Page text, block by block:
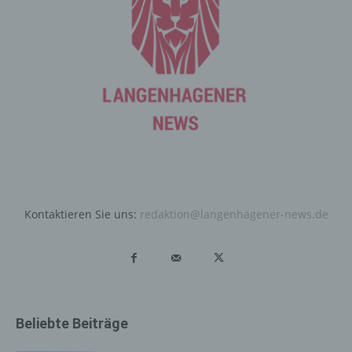
Kontaktieren Sie uns: redaktion@langenhagener-news.de
Beliebte Beiträge
entsprechenden Einstellung des genutzten
Internetbrowsers verhindern und damit der Setzung von
Cookies dauerhaft widersprechen. Ferner können
bereits gesetzte Cookies jederzeit über einen
gelöscht werden. Dies ist in allen gängigen
Internetbrowsern möglich. Deaktiviert die betroffene
Person die Setzung von Cookies in dem genutzten
Erfassung von allgemeinen Daten
Die Internetseite erfasst mit jedem Aufruf der
Informationen werden in den Logfiles des Servers